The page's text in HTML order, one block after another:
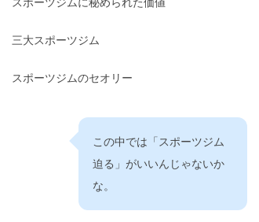
三大スポーツジム
スポーツジムのセオリー
この中では「スポーツジム
迫る」がいいんじゃないか
な。